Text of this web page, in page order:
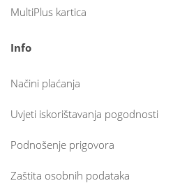
MultiPlus kartica
Info
Načini plaćanja
Uvjeti iskorištavanja pogodnosti
Podnošenje prigovora
Zaštita osobnih podataka